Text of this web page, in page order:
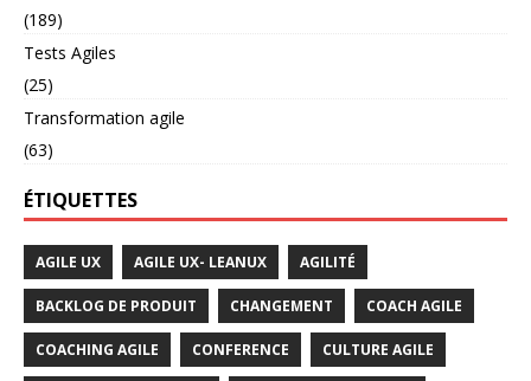
(189)
Tests Agiles
(25)
Transformation agile
(63)
ÉTIQUETTES
AGILE UX AGILE UX- LEANUX AGILITÉ
BACKLOG DE PRODUIT CHANGEMENT COACH AGILE
COACHING AGILE CONFERENCE CULTURE AGILE